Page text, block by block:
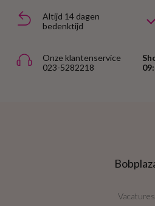
Altijd 14 dagen
bedenktijd
Onze klantenservice
023-5282218
Vacatures